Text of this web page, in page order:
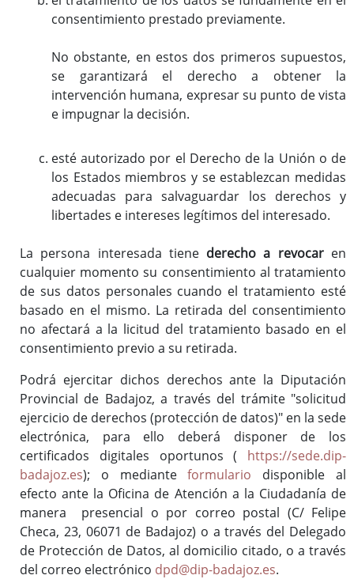
consentimiento prestado previamente.
No obstante, en estos dos primeros supuestos,
se garantizará el derecho a obtener la
intervención humana, expresar su punto de vista
e impugnar la decisión.
esté autorizado por el Derecho de la Unión o de
los Estados miembros y se establezcan medidas
adecuadas para salvaguardar los derechos y
libertades e intereses legítimos del interesado.
La persona interesada tiene derecho a revocaren
cualquier momento su consentimiento al tratamiento
de sus datos personales cuando el tratamiento esté
basado en el mismo. La retirada del consentimiento
no afectará a la licitud del tratamiento basado en el
consentimiento previo a su retirada.
Podrá ejercitar dichos derechos ante la Diputación
Provincial de Badajoz, a través del trámite "solicitud
ejercicio de derechos (protección de datos)" en la sede
electrónica, para ello deberá disponer de los
certificados digitales oportunos ( https://sede.dip-
badajoz.es); o medianteformulario disponible al
efecto ante la Oficina de Atención a la Ciudadanía de
manera presencial o por correo postal (C/ Felipe
Checa, 23, 06071 de Badajoz) o a través del Delegado
de Protección de Datos, al domicilio citado, o a través
del correo electrónico dpd@dip-badajoz.es.